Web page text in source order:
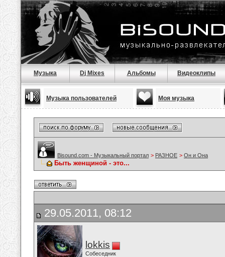
Музыка Dj Mixes Альбомы Видеоклипы
Музыка пользователей Моя музыка
Bisound.com - Музыкальный портал > РАЗНОЕ > Он и Она
Быть женщиной - это...
29.05.2011, 08:12
lokkis
Собеседник